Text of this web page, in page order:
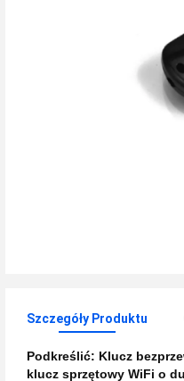
Szczegóły Produktu
Podkreślić: Klucz
klucz sprzętowy WiFi o